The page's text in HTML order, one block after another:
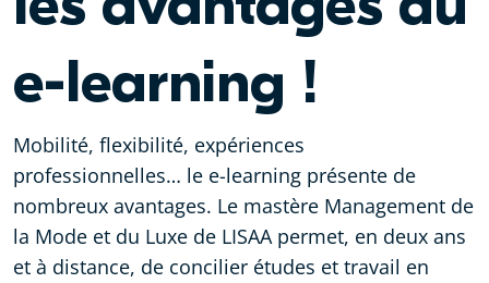
e-learning !
Mobilité, flexibilité, expériences
professionnelles… le e-learning présente de
nombreux avantages. Le mastère Management de
la Mode et du Luxe de LISAA permet, en deux ans
et à distance, de concilier études et travail en